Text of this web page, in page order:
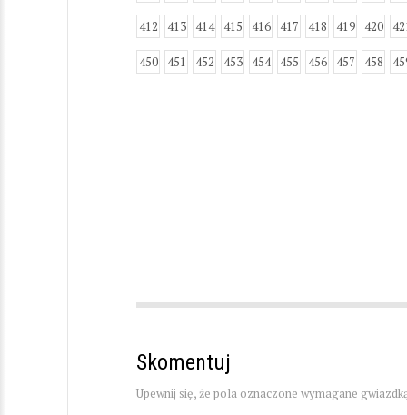
412 413 414 415 416 417 418 419 420
450 451 452 453 454 455 456 457 458
Skomentuj
Upewnij się, że pola oznaczone wymagane